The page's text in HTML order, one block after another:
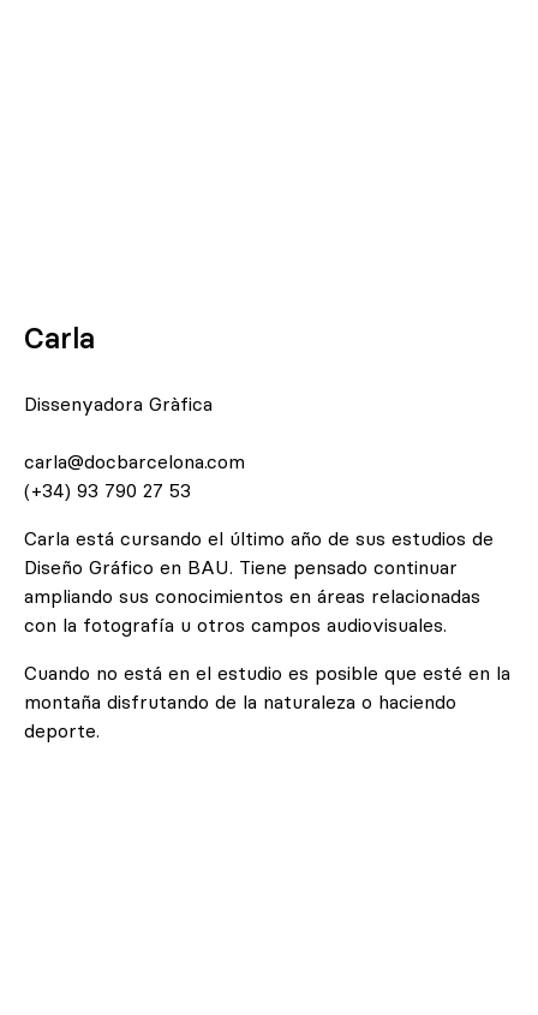
Carla
Dissenyadora Gràfica
carla@docbarcelona.com
(+34) 93 790 27 53
Carla está cursando el último año de sus estudios de
Diseño Gráfico en BAU. Tiene pensado continuar
ampliando sus conocimientos en áreas relacionadas
con la fotografía u otros campos audiovisuales.
Cuando no está en el estudio es posible que esté en la
montaña disfrutando de la naturaleza o haciendo
deporte.